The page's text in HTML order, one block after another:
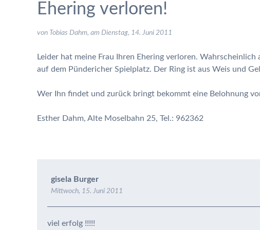
Ehering verloren!
von Tobias Dahm, am Dienstag, 14. Juni 2011
Leider hat meine Frau Ihren Ehering verloren.
auf dem Pündericher Spielplatz. Der Ring ist aus Weis und
Wer Ihn findet und zurück bringt bekommt eine Belohnung
Esther Dahm, Alte Moselbahn 25, Tel.: 962362
gisela Burger
Mittwoch, 15. Juni 2011
viel erfolg !!!!!